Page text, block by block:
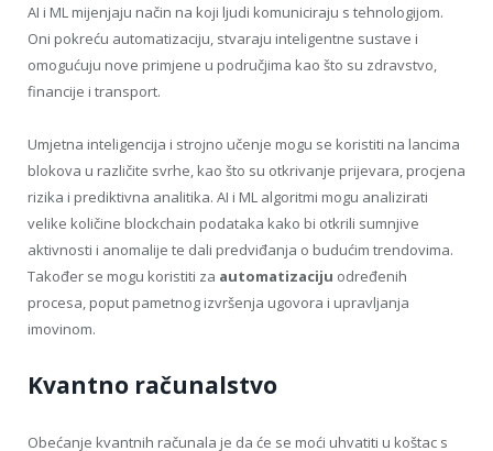
AI i ML mijenjaju način na koji ljudi komuniciraju s tehnologijom.
Oni pokreću automatizaciju, stvaraju inteligentne sustave i
omogućuju nove primjene u područjima kao što su zdravstvo,
financije i transport.
Umjetna inteligencija i strojno učenje mogu se koristiti na lancima
blokova u različite svrhe, kao što su otkrivanje prijevara, procjena
rizika i prediktivna analitika. AI i ML algoritmi mogu analizirati
velike količine blockchain podataka kako bi otkrili sumnjive
aktivnosti i anomalije te dali predviđanja o budućim trendovima.
Također se mogu koristiti za automatizaciju određenih
procesa, poput pametnog izvršenja ugovora i upravljanja
imovinom.
Kvantno računalstvo
Obećanje kvantnih računala je da će se moći uhvatiti u koštac s